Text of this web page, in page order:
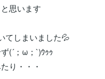
思います
てしまいました💦
(´；ω；`)ｳｩｩ
り・・・